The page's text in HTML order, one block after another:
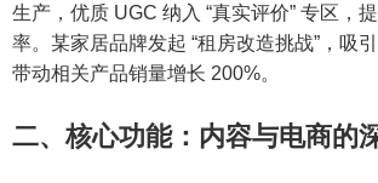
生产，优质 UGC 纳入 “真实评价” 专区，
率。某家居品牌发起 “租房改造挑战”，吸
带动相关产品销量增长 200%。
二、核心功能：内容与电商的